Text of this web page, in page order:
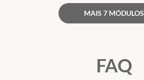
MAIS 7 MÓDULOS
FAQ